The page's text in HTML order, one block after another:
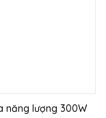
năng lượng 300W